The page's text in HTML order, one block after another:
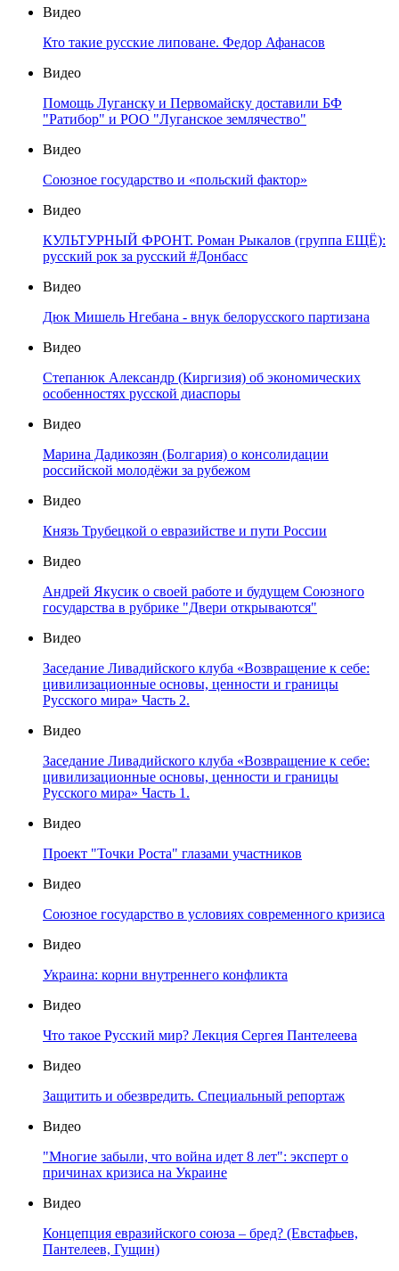
Видео
Кто такие русские липоване. Федор Афанасов
Видео
Помощь Луганску и Первомайску доставили БФ
"Ратибор" и РОО "Луганское землячество"
Видео
Союзное государство и «польский фактор»
Видео
КУЛЬТУРНЫЙ ФРОНТ. Роман Рыкалов (группа ЕЩЁ):
русский рок за русский #Донбасс
Видео
Дюк Мишель Нгебана - внук белорусского партизана
Видео
Степанюк Александр (Киргизия) об экономических
особенностях русской диаспоры
Видео
Марина Дадикозян (Болгария) о консолидации
российской молодёжи за рубежом
Видео
Князь Трубецкой о евразийстве и пути России
Видео
Андрей Якусик о своей работе и будущем Союзного
государства в рубрике "Двери открываются"
Видео
Заседание Ливадийского клуба «Возвращение к себе:
цивилизационные основы, ценности и границы
Русского мира» Часть 2.
Видео
Заседание Ливадийского клуба «Возвращение к себе:
цивилизационные основы, ценности и границы
Русского мира» Часть 1.
Видео
Проект "Точки Роста" глазами участников
Видео
Союзное государство в условиях современного кризиса
Видео
Украина: корни внутреннего конфликта
Видео
Что такое Русский мир? Лекция Сергея Пантелеева
Видео
Защитить и обезвредить. Специальный репортаж
Видео
"Многие забыли, что война идет 8 лет": эксперт о
причинах кризиса на Украине
Видео
Концепция евразийского союза – бред? (Евстафьев,
Пантелеев, Гущин)